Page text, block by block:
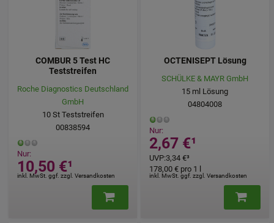
COMBUR 5 Test HC
Teststreifen
Roche Diagnostics Deutschland
GmbH
10St Teststreifen
00838594
Nur:
10,50 €¹
inkl. MwSt. ggf. zzgl. Versandkosten
OCTENISEPT Lösung
SCHÜLKE & MAYR GmbH
15 ml Lösung
04804008
Nur:
2,67 €¹
UVP:3,34 €³
inkl. MwSt. ggf. zzgl. Versandkosten
178,00 € pro 1 l